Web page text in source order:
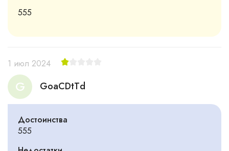
555
G GoaCDtTd
1 июл 2024
Достоинства
555